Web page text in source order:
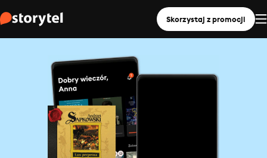
Skorzystaj z promocji